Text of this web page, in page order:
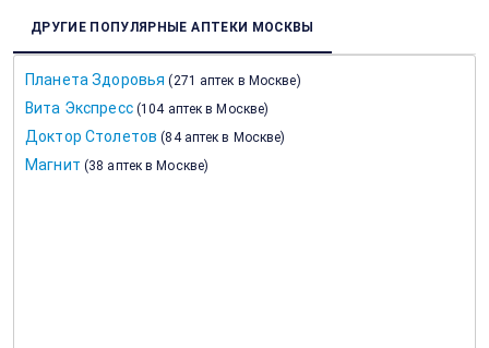
ДРУГИЕ ПОПУЛЯРНЫЕ АПТЕКИ МОСКВЫ
Планета Здоровья (271 аптек в Москве)
Вита Экспресс (104 аптек в Москве)
Доктор Столетов (84 аптек в Москве)
Магнит (38 аптек в Москве)